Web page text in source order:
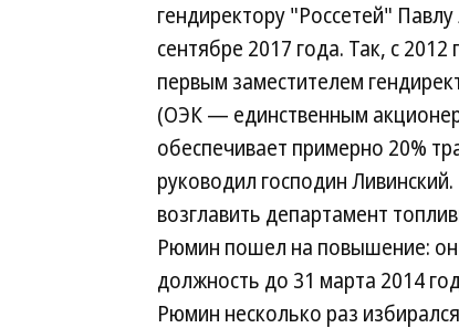
гендиректору "Россетей"
сентябре 2017 года. Так, с
первым заместителем
(ОЭК — единственным
обеспечивает примерно 20%
руководил господин
возглавить департамент
Рюмин пошел на повышение:
должность до 31 марта 2014
Рюмин несколько раз